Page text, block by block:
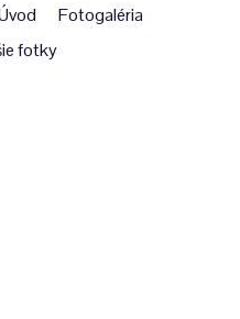
Fotogaléria
fotky